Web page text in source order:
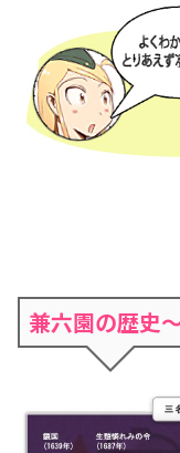
兼六園の歴史